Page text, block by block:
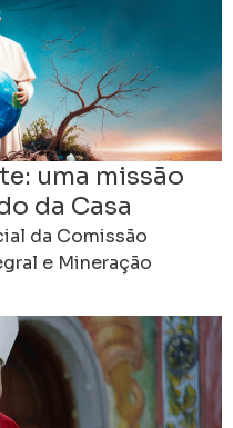
uma missão
da Casa
da Comissão
e Mineração